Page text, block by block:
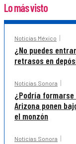
Lo más visto
Noticias México
¿No puedes
retrasos en
Noticias Sonora
¿Podría formarse
Arizona ponen
el monzón
Noticias Sonora